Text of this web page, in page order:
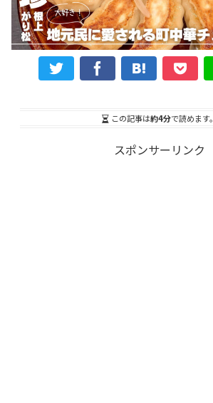
この記事は約4分で読めます。
スポンサーリンク